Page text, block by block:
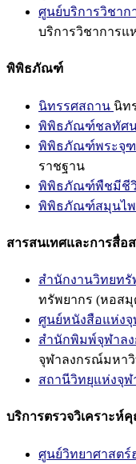
ศูนย์บริการวิชา
บริการวิชาการแ
พิพิธภัณฑ์
นิทรรศสถาน นิท
พิพิธภัณฑ์ชลทัศ
พิพิธภัณฑ์พระจุฑ
ราชฐาน
พิพิธภัณฑ์พืชมีชี
พิพิธภัณฑ์สมุนไพ
สารสนเทศและการสื่อ
สำนักงานวิทยทรั
ทรัพยากร (หอสมุ
ศูนย์หนังสือแห่งจุ
สำนักพิมพ์จุฬาล
จุฬาลงกรณ์มหา
สถานีวิทยุแห่งจุฬ
บริการตรวจวิเคราะห์
ศูนย์วิทยาศาสตร์